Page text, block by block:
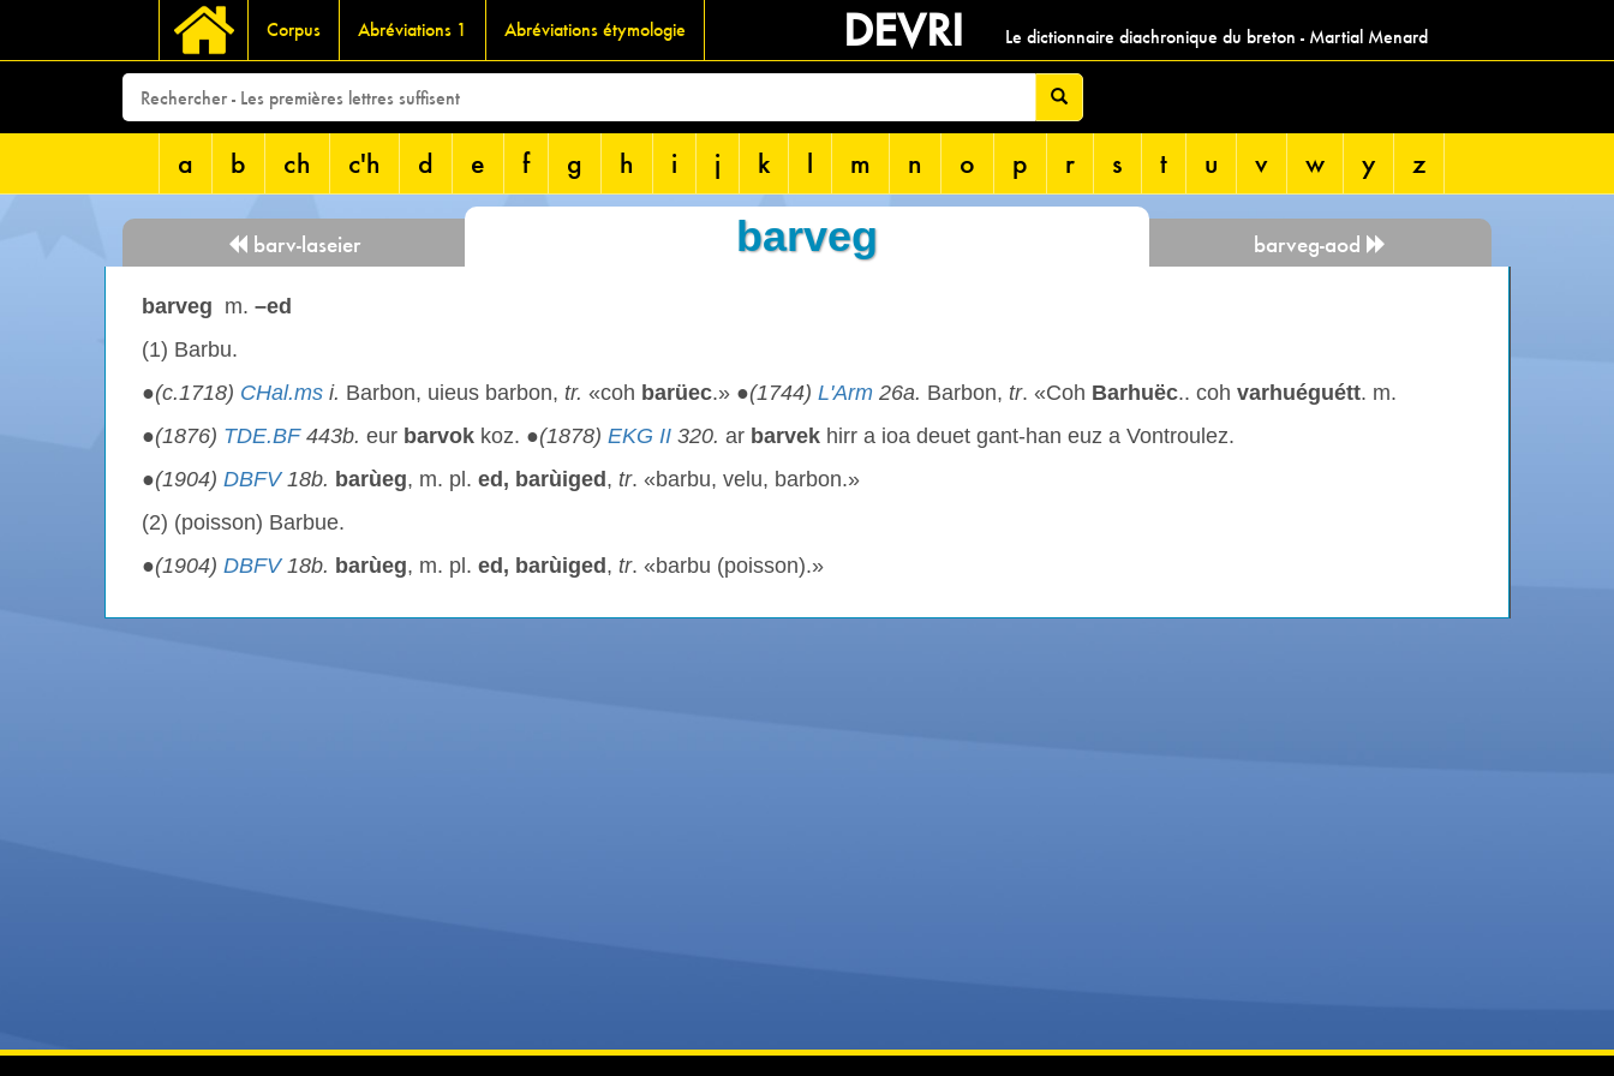
Corpus Abréviations 1 Abréviations étymologie DEVRI Le dictionnaire diachronique du breton - Martial Menard
a b ch c'h d e f g h i j k l m n o p r s t u v w y z
barv-laseier barveg barveg-aod
barveg m. –ed
(1) Barbu.
●(c.1718) CHal.ms i. Barbon, uieus barbon, tr. «coh barüec.» ●(1744) L'Arm 26a. Barbon, tr. «Coh Barhuëc.. coh varhuéguétt. m.
●(1876) TDE.BF443b. eur barvok koz. ●(1878) EKG II 320. ar barvek hirr a ioa deuet gant-han euz a Vontroulez.
●(1904) DBFV18b. barùeg, m. pl. ed, barùiged , tr. «barbu, velu, barbon.»
(2) (poisson) Barbue.
●(1904) DBFV18b. barùeg, m. pl. ed, barùiged , tr. «barbu (poisson).»